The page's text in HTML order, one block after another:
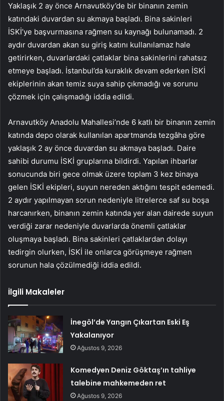
Yaklaşık 2 ay önce Arnavutköy’de bir binanın zemin
katındaki duvardan su akmaya başladı. Bina sakinleri
İSKİ’ye başvurmasına rağmen su kaynağı bulunamadı. 2
aydır duvardan akan su giriş katını kullanılamaz hale
getirirken, duvarlardaki çatlaklar bina sakinlerini rahatsız
etmeye başladı. İstanbul’da kuraklık devam ederken İSKİ
ekiplerinin akan temiz suya sahip çıkmadığı ve sorunu
çözmek için çalışmadığı iddia edildi.
Arnavutköy Anadolu Mahallesi’nde 6 katlı bir binanın zemin
katında depo olarak kullanılan apartmanda tezgâha göre
yaklaşık 2 ay önce duvardan su akmaya başladı. Daire
sahibi durumu İSKİ gruplarına bildirdi. Yapılan ihbarlar
sonucunda biri gece olmak üzere toplam 3 kez binaya
gelen İSKİ ekipleri, suyun nereden aktığını tespit edemedi.
2 aydır yapılmayan sorun nedeniyle litrelerce saf su boşa
harcanırken, binanın zemin katında yer alan dairede suyun
verdiği zarar nedeniyle duvarlarda önemli çatlaklar
oluşmaya başladı. Bina sakinleri çatlaklardan dolayı
tedirgin olurken, İSKİ ile onlarca görüşmeye rağmen
sorunun hala çözülmediği iddia edildi.
İlgili Makaleler
İnegöl’de Yangın Çıkartan Eski Eş
Yakalanıyor
Ağustos 9, 2026
Komedyen Deniz Göktaş’ın tahliye
talebine mahkemeden ret
Ağustos 9, 2026